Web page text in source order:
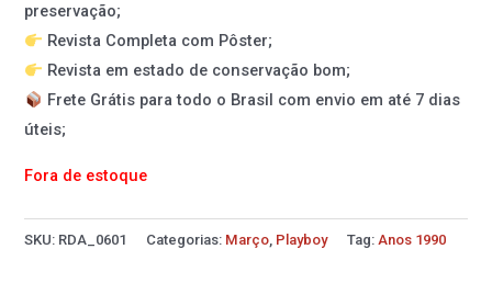
preservação;
Revista Completa com Pôster;
Revista em estado de conservação bom;
Frete Grátis para todo o Brasil com envio em até 7 dias
úteis;
Fora de estoque
SKU: RDA_0601 Categorias: Março Playboy Tag: Anos 1990